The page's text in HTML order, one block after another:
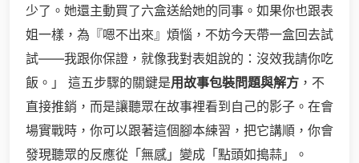
少了。她還主動買了六盒送給她的同事。如果你也跟表
姐一樣，為『嗯不出來』煩惱，不妨今天帶一盒回去試
試——我跟你保證，就像我對表姐說的：沒效我請你吃
飯。」 這五步驟的關鍵是用故事包裝問題與解方 ，不
直接推銷，而是讓聽眾在故事裡看到自己的影子。在會
場實戰時，你可以跟著這個腳本練習，把它講順，你會
發現聽眾的反應從「無感」變成「點頭如搗蒜」。